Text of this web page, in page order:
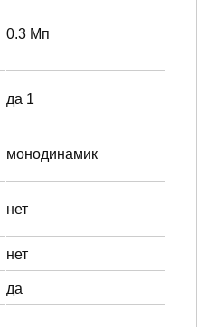
0.3 Мп
да 1
монодинамик
нет
нет
да